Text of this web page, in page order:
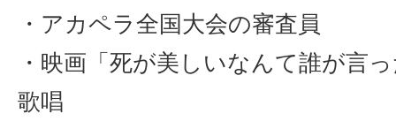
・アカペラ全国大会の審査員
・映画「死が美しいなんて誰が言
歌唱